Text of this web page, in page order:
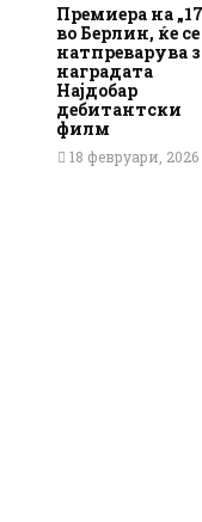
Премиера на
во Берлин, ќе се
натпреварува
наградата
Најдобар
дебитантски
филм
18 февруари, 2026